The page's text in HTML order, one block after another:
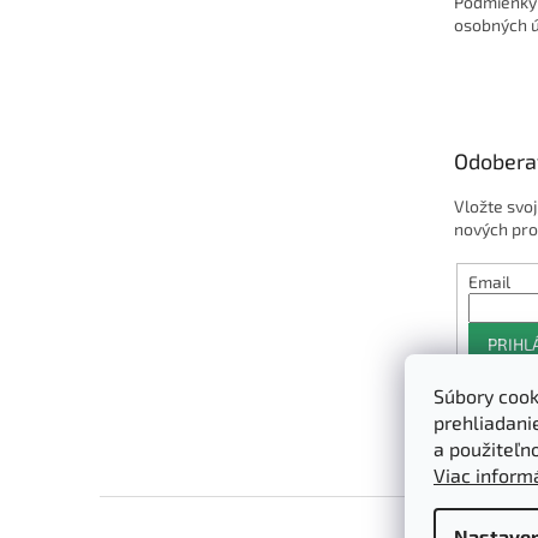
Súbory
a
Viac
osobných
Vložte
nových
Email